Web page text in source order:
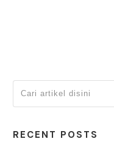
RECENT POSTS